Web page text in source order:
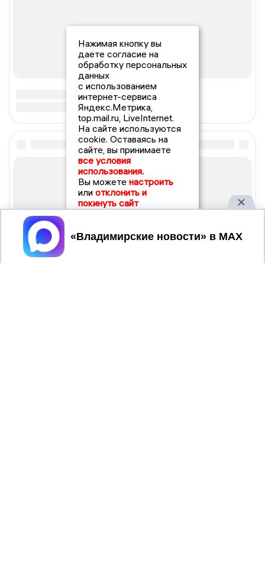
Нажимая кнопку вы
даете согласие на
обработку персональных
данных
с использованием
интернет-сервиса
Яндекс.Метрика,
top.mail.ru, LiveInternet.
На сайте используются
cookie. Оставаясь на
сайте, вы принимаете
все условия
использования.
Вы можете настроить
или отклонить и
покинуть сайт
Принять